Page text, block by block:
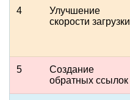
4
Улучшение
скорости загрузки
5
Создание
обратных ссылок